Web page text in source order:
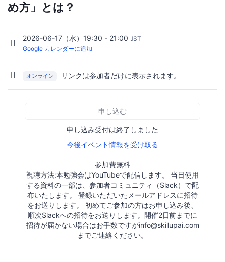
め方」とは？
2026-06-17（水）19:30 - 21:00 JST
Google カレンダーに追加
オンライン リンクは参加者だけに表示されます。
申し込む
申し込み受付は終了しました
今後イベント情報を受け取る
参加費無料
視聴方法:本勉強会はYouTubeで配信します。 当日使用
する資料の一部は、参加者コミュニティ（Slack）で配
布いたします。 登録いただいたメールアドレスに招待
をお送りします。 初めてご参加の方はお申し込み後、
順次Slackへの招待をお送りします。開催2日前までに
招待が届かない場合はお手数ですがinfo@skillupai.com
までご連絡ください。